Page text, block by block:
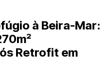
à Beira-Mar:
Retrofit em